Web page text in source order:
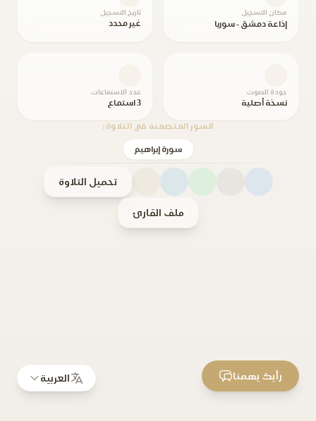
مكان التسجيل
إذاعة دمشق - سوريا
تاريخ التسجيل
غير محدد
جودة الصوت
نسخة أصلية
عدد الاستماعات
3 استماع
السور المتضمنة في التلاوة:
سورة إبراهيم
تحميل التلاوة
ملف القارئ
العربية رأيك يهمنا